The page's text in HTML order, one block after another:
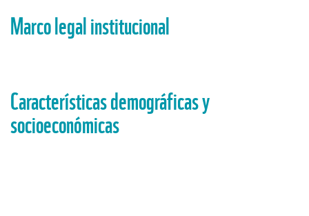
Marco legal institucional
Características demográficas y
socioeconómicas